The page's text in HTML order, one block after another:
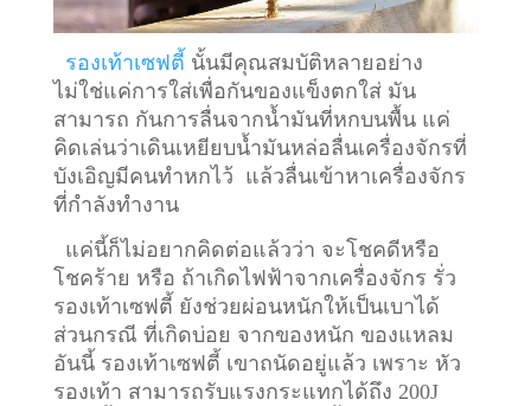
รองเท้าเซฟตี้ นั้นมีคุณสมบัติหลายอย่าง
ไม่ใช่แค่การใส่เพื่อกันของแข็งตกใส่ มัน
สามารถ กันการลื่นจากน้ำมันที่หกบนพื้น แค่
คิดเล่นว่าเดินเหยียบน้ำมันหล่อลื่นเครื่องจักรที่
บังเอิญมีคนทำหกไว้ แล้วลื่นเข้าหาเครื่องจักร
ที่กำลังทำงาน
แค่นี้ก็ไม่อยากคิดต่อแล้วว่า จะโชคดีหรือ
โชคร้าย หรือ ถ้าเกิดไฟฟ้าจากเครื่องจักร รั่ว
รองเท้าเซฟตี้ ยังช่วยผ่อนหนักให้เป็นเบาได้
ส่วนกรณี ที่เกิดบ่อย จากของหนัก ของแหลม
อันนี้ รองเท้าเซฟตี้ เขาถนัดอยู่แล้ว เพราะ หัว
รองเท้า สามารถรับแรงกระแทกได้ถึง 200J